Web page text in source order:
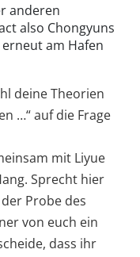
anderen
also Chongyuns
am Hafen
deine Theorien
…“ auf die Frage
mit Liyue
Sprecht hier
Probe des
von euch ein
dass ihr